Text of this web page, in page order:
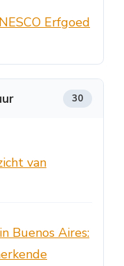
Erfgoed
30
van
Buenos Aires: